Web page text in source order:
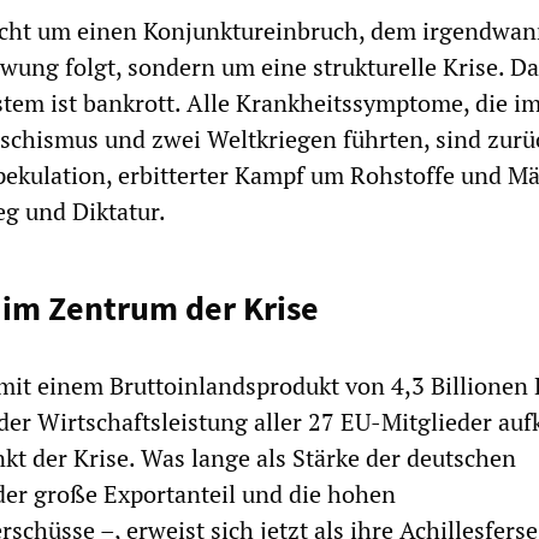
um einen Konjunktureinbruch, dem
folgt, sondern um eine strukturelle Krise.
ist bankrott. Alle Krankheitssymptome, die
und zwei Weltkriegen führten, sind
erbitterter Kampf um Rohstoffe und
und Diktatur.
Zentrum der Krise
einem Bruttoinlandsprodukt von 4,3 Billionen
Wirtschaftsleistung aller 27 EU-Mitglieder
der Krise. Was lange als Stärke der deutschen
große Exportanteil und die hohen
–, erweist sich jetzt als ihre